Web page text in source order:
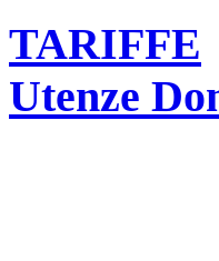
TARIFFE
Utenze